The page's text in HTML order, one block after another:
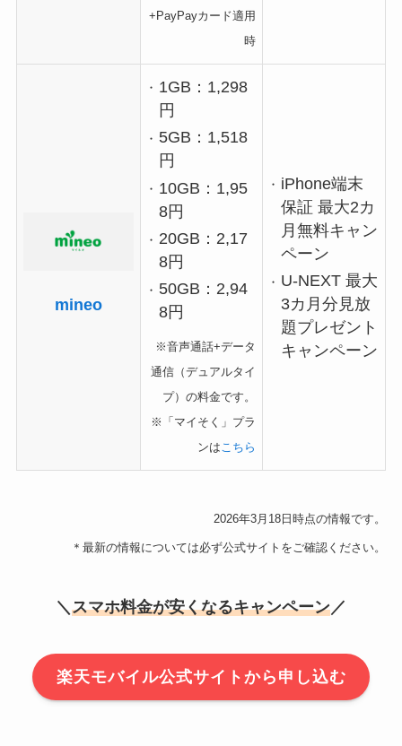
+PayPayカード適用
時
mineo
1GB：1,298
円
5GB：1,518
円
10GB：1,95
8円
20GB：2,17
8円
50GB：2,94
8円
※音声通話+データ
通信（デュアルタイ
プ）の料金です。
※「マイそく」プラ
ンはこちら
iPhone端末
保証 最大2カ
月無料キャン
ペーン
U-NEXT 最大
3カ月分見放
題プレゼント
キャンペーン
2026年3 月18日時点の情報です。
＊最新の情報については必ず公式サイトをご確認ください。
＼ スマホ料金が安くなるキャンペーン／
楽天モバイル公式サイトから申し込む